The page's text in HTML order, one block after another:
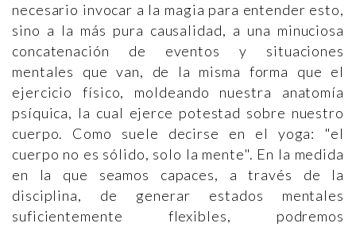
necesario invocar a la magia para entender esto,
sino a la más pura causalidad, a una minuciosa
concatenación de eventos y situaciones
mentales que van, de la misma forma que el
ejercicio físico, moldeando nuestra anatomía
psíquica, la cual ejerce potestad sobre nuestro
cuerpo. Como suele decirse en el yoga: "el
cuerpo no es sólido, solo la mente". En la medida
en la que seamos capaces, a través de la
disciplina, de generar estados mentales
suficientemente flexibles, podremos